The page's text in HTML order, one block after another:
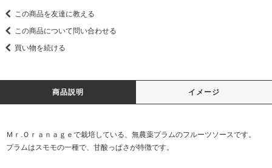
この商品を友達に教える
この商品について問い合わせる
買い物を続ける
商品説明 イメージ
Ｍｒ.Ｏｒａｎａｇｅで栽培している、無農薬プラムのフルーツソースです。
プラムはスモモの一種で、甘酸っぱさが特徴です。